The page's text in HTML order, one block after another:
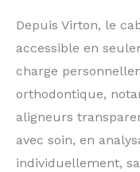
Depuis Virton, le
accessible en
charge
orthodontique,
aligneurs
avec soin, en
individuellement,